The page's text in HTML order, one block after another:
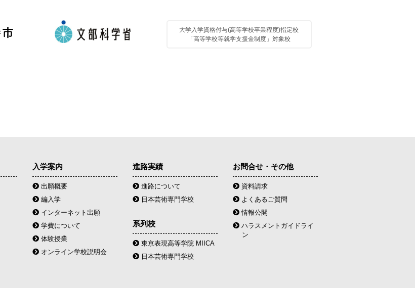
大学入学資格付与(高等学校卒業程度)指定校
「高等学校等就学支援金制度」対象校
入学案内
出願概要
編入学
インターネット出願
学費について
体験授業
オンライン学校説明会
進路実績
進路について
日本芸術専門学校
系列校
東京表現高等学院 MIICA
日本芸術専門学校
お問合せ・その他
資料請求
よくあるご質問
情報公開
ハラスメントガイドライ
ン